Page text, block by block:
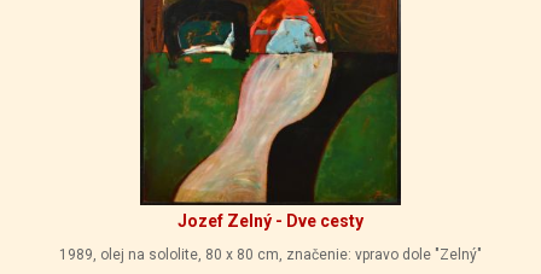
Jozef Zelný - Dve cesty
1989, olej na sololite, 80 x 80 cm, značenie: vpravo dole "Zelný"